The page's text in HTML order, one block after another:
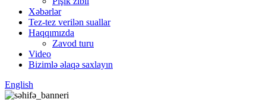
Xəbərlər
Tez-tez verilən suallar
Haqqımızda
Zavod turu
Video
Bizimlə əlaqə saxlayın
English